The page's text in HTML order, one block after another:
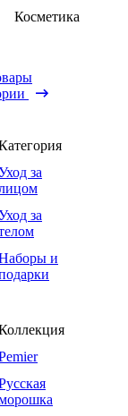
Косметика
за
за
и